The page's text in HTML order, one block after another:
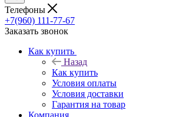
Телефоны
+7(960) 111-77-67
Заказать звонок
Как купить
Назад
Как купить
Условия оплаты
Условия доставки
Гарантия на товар
Компания